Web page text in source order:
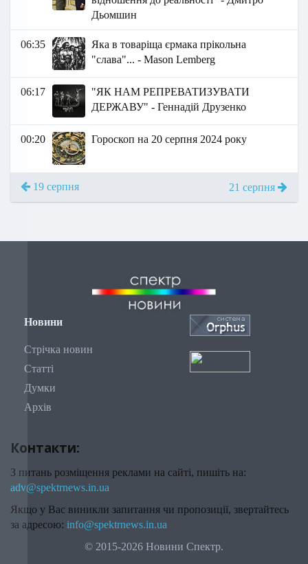
Дьомшин
06:35
Яка в товаріща єрмака прікольна
"слава"... - Маson Lemberg
06:17
"ЯК НАМ РЕПРЕВАТИЗУВАТИ
ДЕРЖАВУ" - Геннадій Друзенко
00:20 Гороскоп на 20 серпня 2024 року
19 серпня 21 серпня
Новини
Стрічка новин
Статті
Думки
Архів
Контакти:
З питань розміщення реклами на сайті, пишіть на:
adv@spektrnews.in.ua
Якщо у Вас виникли запитання чи пропозиції, звертайтесь
за адресою: info@spektrnews.in.ua
© 2015-2026 Новини Спектр.